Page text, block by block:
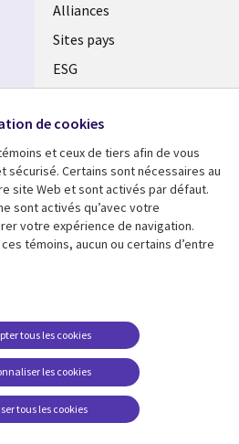
Alliances
Sites pays
ESG
Fusions
Salle de presse
Support
Restrictions et
conditions juridiques
Carrières FAQ
Centre de gestion des
de cookies
et ceux de tiers afin de vous
sécurisé. Certains sont nécessaires au
site Web et sont activés par défaut.
sont activés qu’avec votre
votre expérience de navigation.
témoins, aucun ou certains d’entre
les cookies
tous les cookies
tous les cookies